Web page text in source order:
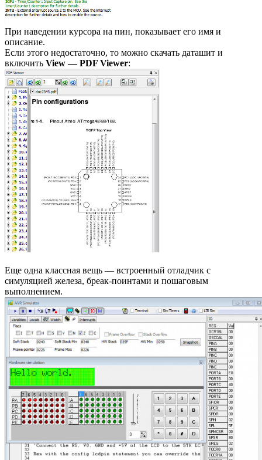
При наведении курсора на пин, показывает его имя и
описание.
Если этого недостаточно, то можно скачать даташит и
включить View — PDF Viewer:
Еще одна классная вещь — встроенный отладчик с
симуляцией железа, бреак-поинтами и пошаговым
выполнением.